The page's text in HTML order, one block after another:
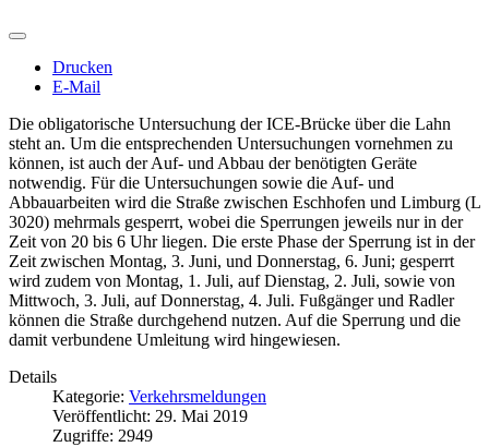
Drucken
E-Mail
Die obligatorische Untersuchung der ICE-Brücke über die Lahn
steht an. Um die entsprechenden Untersuchungen vornehmen zu
können, ist auch der Auf- und Abbau der benötigten Geräte
notwendig. Für die Untersuchungen sowie die Auf- und
Abbauarbeiten wird die Straße zwischen Eschhofen und Limburg (L
3020) mehrmals gesperrt, wobei die Sperrungen jeweils nur in der
Zeit von 20 bis 6 Uhr liegen. Die erste Phase der Sperrung ist in der
Zeit zwischen Montag, 3. Juni, und Donnerstag, 6. Juni; gesperrt
wird zudem von Montag, 1. Juli, auf Dienstag, 2. Juli, sowie von
Mittwoch, 3. Juli, auf Donnerstag, 4. Juli. Fußgänger und Radler
können die Straße durchgehend nutzen. Auf die Sperrung und die
damit verbundene Umleitung wird hingewiesen.
Details
Kategorie: Verkehrsmeldungen
Veröffentlicht: 29. Mai 2019
Zugriffe: 2949